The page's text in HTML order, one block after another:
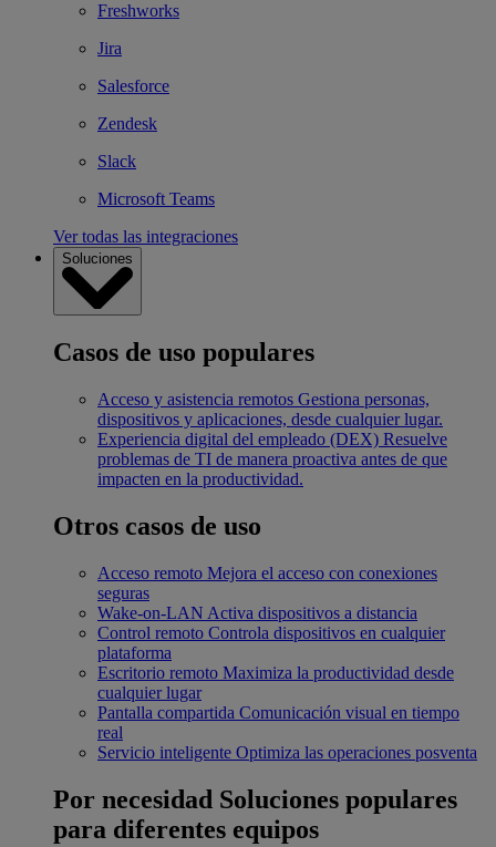
Freshworks
Jira
Salesforce
Zendesk
Slack
Microsoft Teams
Ver todas las integraciones
Soluciones
Casos de uso populares
Acceso y asistencia remotos Gestiona personas,
dispositivos y aplicaciones, desde cualquier lugar.
Experiencia digital del empleado (DEX) Resuelve
problemas de TI de manera proactiva antes de que
impacten en la productividad.
Otros casos de uso
Acceso remoto Mejora el acceso con conexiones
seguras
Wake-on-LAN Activa dispositivos a distancia
Control remoto Controla dispositivos en cualquier
plataforma
Escritorio remoto Maximiza la productividad desde
cualquier lugar
Pantalla compartida Comunicación visual en tiempo
real
Servicio inteligente Optimiza las operaciones posventa
Por necesidad Soluciones populares
para diferentes equipos